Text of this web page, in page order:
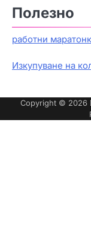
Полезно
работни
Изкупуване на
Copyright © 2026